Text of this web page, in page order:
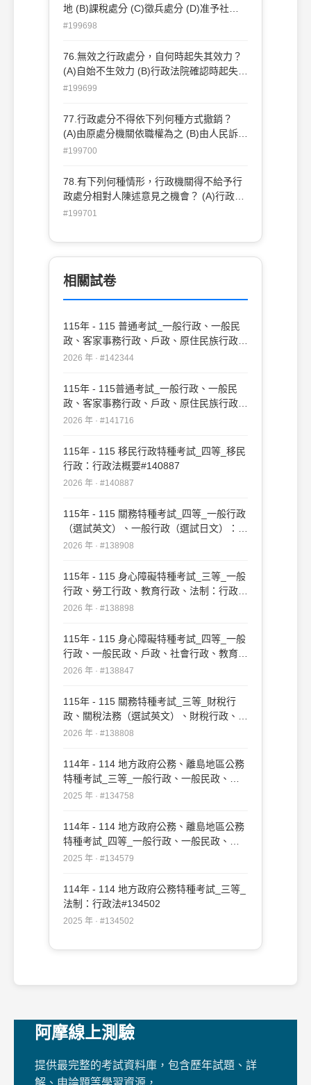
地 (B)課稅處分 (C)徵兵處分 (D)准予社會
救助
#199698
76.無效之行政處分，自何時起失其效力？
(A)自始不生效力 (B)行政法院確認時起失效
(C)經行政機關確認時起失效 (D)自行政機
#199699
77.行政處分不得依下列何種方式撤銷？
(A)由原處分機關依職權為之 (B)由人民訴請
行政法院為之 (C)人民可直接否認其效力
#199700
78.有下列何種情形，行政機關得不給予行
政處分相對人陳述意見之機會？ (A)行政制
裁時採取之各種措施 (B)大量作成同種類之
分
#199701
相關試卷
115年 - 115 普通考試_一般行政、一般民
政、客家事務行政、戶政、原住民族行政、
社會行政、勞工行政、教育行政、人事行
複)#142344
2026 年 · #142344
115年 - 115普通考試_一般行政、一般民
政、客家事務行政、戶政、原住民族行政、
社會行政、勞工行政、教育行政、人事行
#141716
2026 年 · #141716
115年 - 115 移民行政特種考試_四等_移民
行政：行政法概要#140887
2026 年 · #140887
115年 - 115 關務特種考試_四等_一般行政
（選試英文）、一般行政（選試日文）：行
政法概要#138908
2026 年 · #138908
115年 - 115 身心障礙特種考試_三等_一般
行政、勞工行政、教育行政、法制：行政法
#138898
2026 年 · #138898
115年 - 115 身心障礙特種考試_四等_一般
行政、一般民政、戶政、社會行政、教育行
政：行政法概要#138847
2026 年 · #138847
115年 - 115 關務特種考試_三等_財稅行
政、關稅法務（選試英文）、財稅行政、關
稅法務（選試日文）：行政法#138808
2026 年 · #138808
114年 - 114 地方政府公務、離島地區公務
特種考試_三等_一般行政、一般民政、戶
政、原住民族行政、社會行政、勞工行政、
政、農業行政：行政法#134758
2025 年 · #134758
114年 - 114 地方政府公務、離島地區公務
特種考試_四等_一般行政、一般民政、客
家事務行政、戶政、原住民族行政、社會行
行政、法律廉政、財經廉政：行政法概要
#134579
2025 年 · #134579
114年 - 114 地方政府公務特種考試_三等_
法制：行政法#134502
2025 年 · #134502
阿摩線上測驗
提供最完整的考試資料庫，包含歷年試題、詳
解、申論題等學習資源，